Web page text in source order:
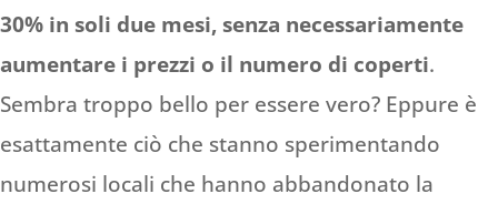
30% in soli due mesi, senza necessariamente
aumentare i prezzi o il numero di coperti.
Sembra troppo bello per essere vero? Eppure è
esattamente ciò che stanno sperimentando
numerosi locali che hanno abbandonato la